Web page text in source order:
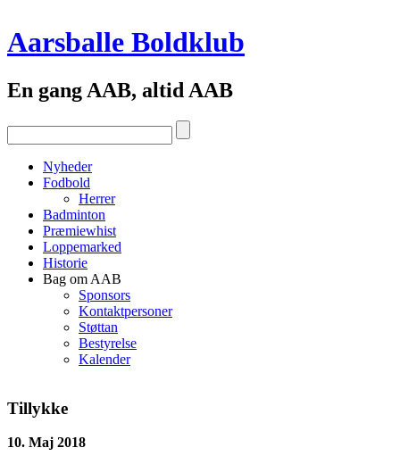
Aarsballe Boldklub
En gang AAB, altid AAB
Nyheder
Fodbold
Herrer
Badminton
Præmiewhist
Loppemarked
Historie
Bag om AAB
Sponsors
Kontaktpersoner
Støttan
Bestyrelse
Kalender
Tillykke
10. Maj 2018